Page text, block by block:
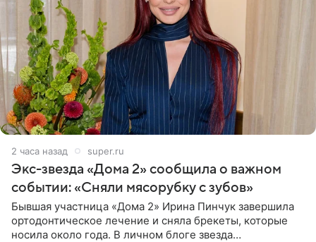
2 часа назад super.ru
Экс-звезда «Дома 2» сообщила о важном
событии: «Сняли мясорубку с зубов»
Бывшая участница «Дома 2» Ирина Пинчук завершила
ортодонтическое лечение и сняла брекеты, которые
носила около года. В личном блоге звезда